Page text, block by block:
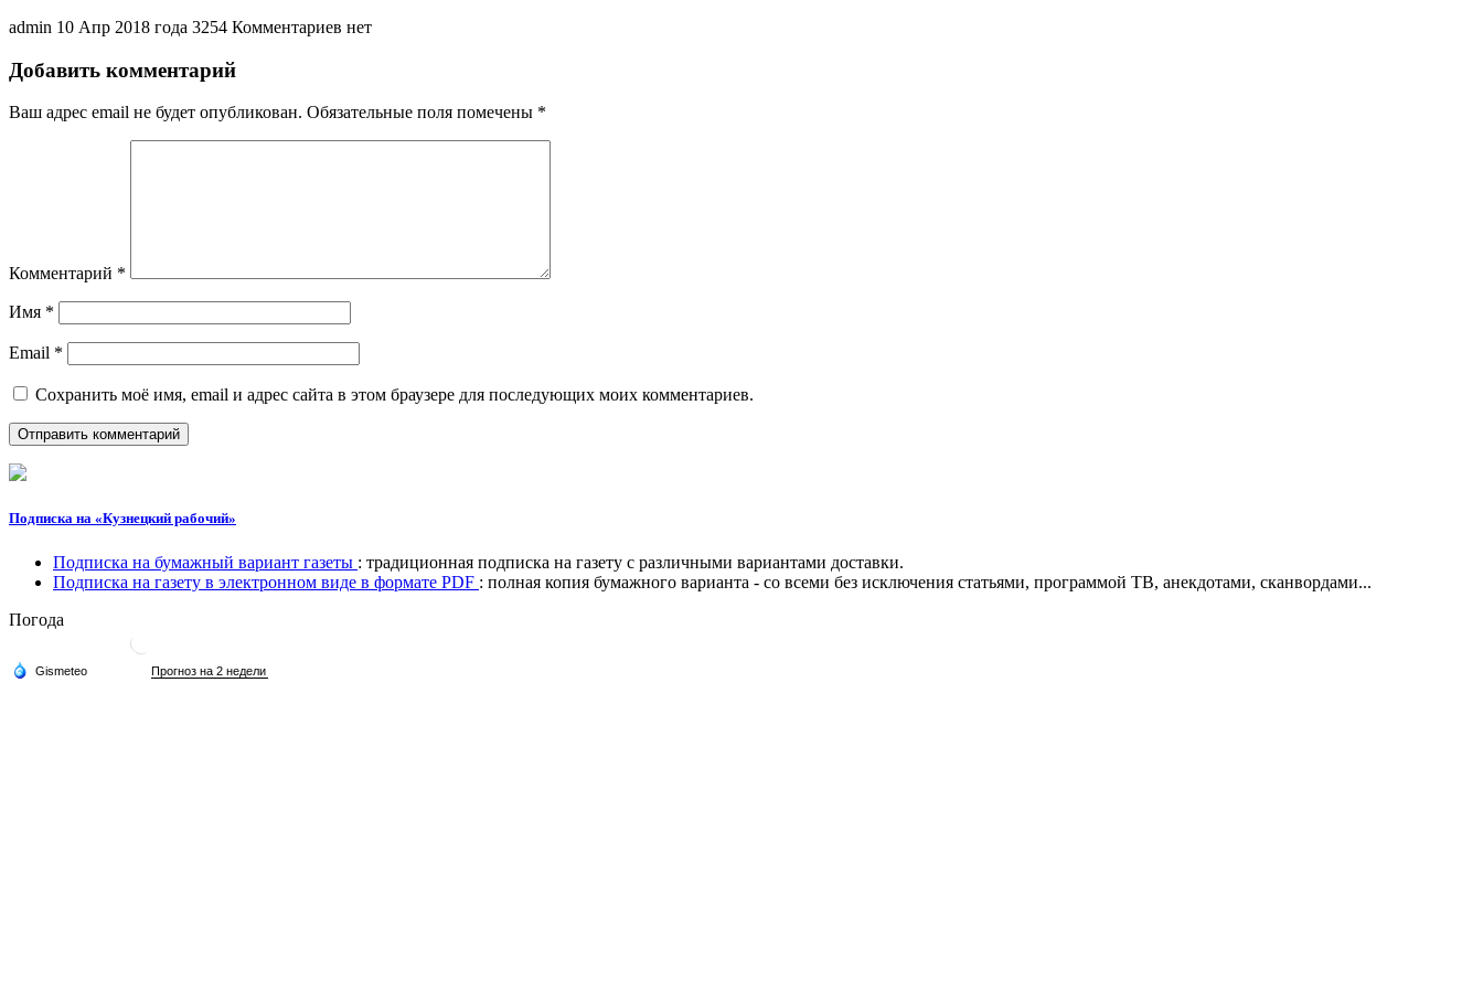
admin 10 Апр 2018 года 3254 Комментариев нет
Добавить комментарий
Ваш адрес email не будет опубликован. Обязательные поля помечены *
Комментарий *
Имя *
Email *
Сохранить моё имя, email и адрес сайта в этом браузере для последующих моих комментариев.
Подписка на «Кузнецкий рабочий»
Подписка на бумажный вариант газеты : традиционная подписка на газету с различными вариантами доставки.
Подписка на газету в электронном виде в формате PDF : полная копия бумажного варианта - со всеми без исключения статьями, программой ТВ, анекдотами, сканвордами...
Погода